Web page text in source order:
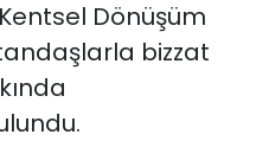
Dönüşüm
bizzat